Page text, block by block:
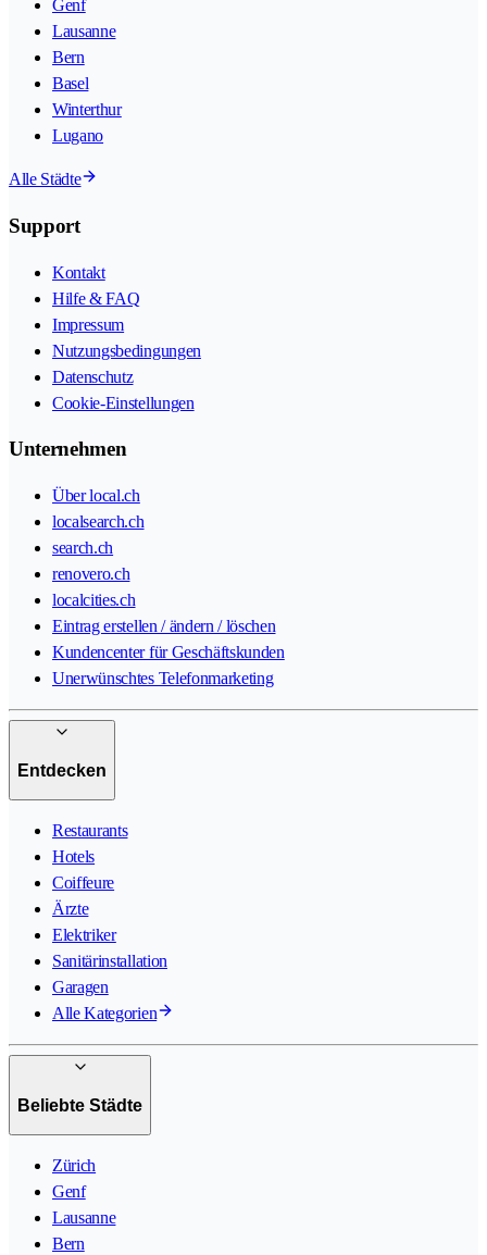
Genf
Lausanne
Bern
Basel
Winterthur
Lugano
Alle Städte
Support
Kontakt
Hilfe & FAQ
Impressum
Nutzungsbedingungen
Datenschutz
Cookie-Einstellungen
Unternehmen
Über local.ch
localsearch.ch
search.ch
renovero.ch
localcities.ch
Eintrag erstellen / ändern / löschen
Kundencenter für Geschäftskunden
Unerwünschtes Telefonmarketing
Entdecken
Restaurants
Hotels
Coiffeure
Ärzte
Elektriker
Sanitärinstallation
Garagen
Alle Kategorien
Beliebte Städte
Zürich
Genf
Lausanne
Bern